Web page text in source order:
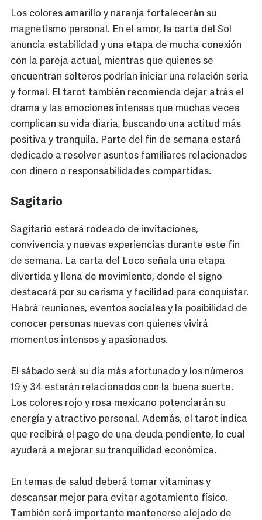
Los colores amarillo y naranja fortalecerán su
magnetismo personal. En el amor, la carta del Sol
anuncia estabilidad y una etapa de mucha conexión
con la pareja actual, mientras que quienes se
encuentran solteros podrían iniciar una relación seria
y formal. El tarot también recomienda dejar atrás el
drama y las emociones intensas que muchas veces
complican su vida diaria, buscando una actitud más
positiva y tranquila. Parte del fin de semana estará
dedicado a resolver asuntos familiares relacionados
con dinero o responsabilidades compartidas.
Sagitario
Sagitario estará rodeado de invitaciones,
convivencia y nuevas experiencias durante este fin
de semana. La carta del Loco señala una etapa
divertida y llena de movimiento, donde el signo
destacará por su carisma y facilidad para conquistar.
Habrá reuniones, eventos sociales y la posibilidad de
conocer personas nuevas con quienes vivirá
momentos intensos y apasionados.
El sábado será su día más afortunado y los números
19 y 34 estarán relacionados con la buena suerte.
Los colores rojo y rosa mexicano potenciarán su
energía y atractivo personal. Además, el tarot indica
que recibirá el pago de una deuda pendiente, lo cual
ayudará a mejorar su tranquilidad económica.
En temas de salud deberá tomar vitaminas y
descansar mejor para evitar agotamiento físico.
También será importante mantenerse alejado de